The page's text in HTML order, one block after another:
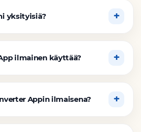
yksityisiä?
ilmainen käyttää?
Appin ilmaisena?